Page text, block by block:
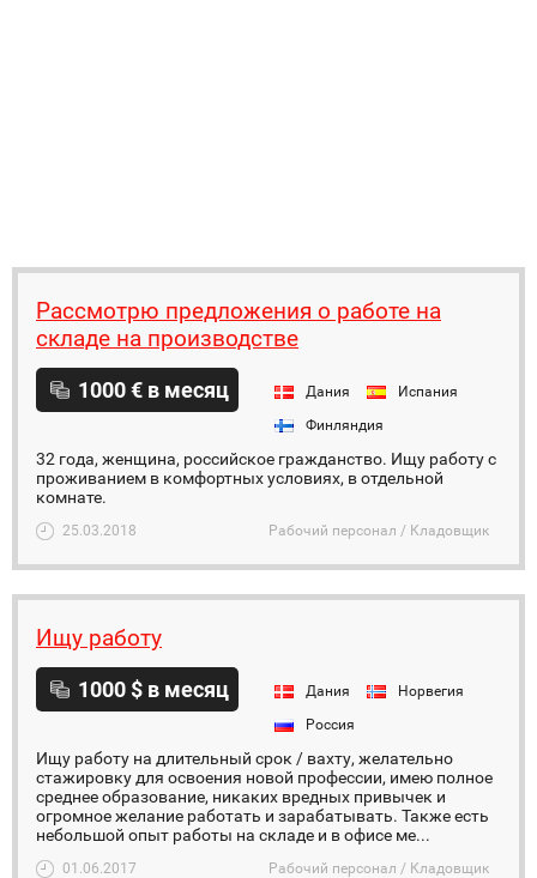
Рассмотрю предложения о работе на
складе на производстве
1000 € в месяц Дания
Испания
Финляндия
32 года, женщина, российское гражданство. Ищу работу с
проживанием в комфортных условиях, в отдельной
комнате.
25.03.2018 Рабочий персонал / Кладовщик
Ищу работу
1000 $ в месяц Дания
Норвегия
Россия
Ищу работу на длительный срок / вахту, желательно
стажировку для освоения новой профессии, имею полное
среднее образование, никаких вредных привычек и
огромное желание работать и зарабатывать. Также есть
небольшой опыт работы на складе и в офисе ме...
01.06.2017 Рабочий персонал / Кладовщик